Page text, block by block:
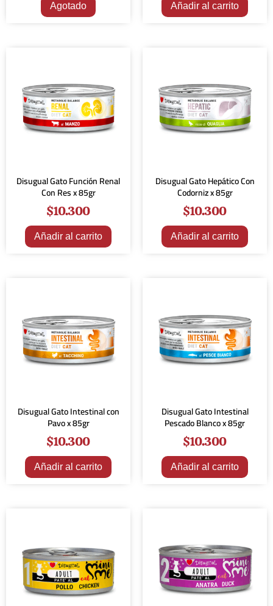
Agotado Añadir al carrito
Disugual Gato Función Renal
Con Res x 85gr
$10.300
Añadir al carrito
Disugual Gato Hepático Con
Codorniz x 85gr
$10.300
Añadir al carrito
Disugual Gato Intestinal con
Pavo x 85gr
$10.300
Añadir al carrito
Disugual Gato Intestinal
Pescado Blanco x 85gr
$10.300
Añadir al carrito